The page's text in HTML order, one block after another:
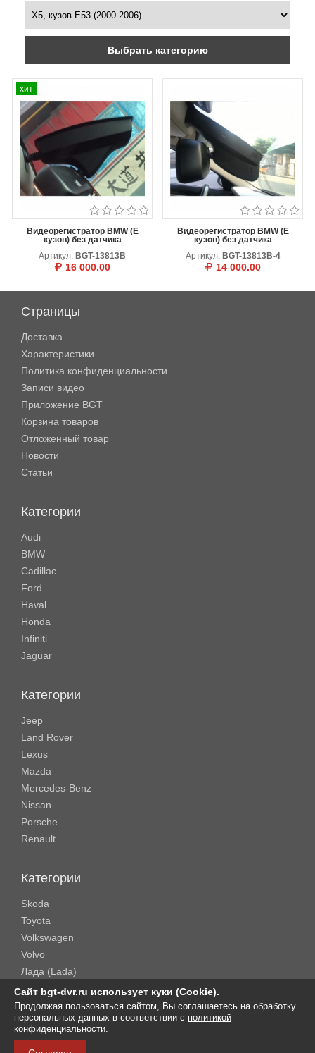
Выбрать категорию
хит
Видеорегистратор BMW (E
кузов) без датчика
Артикул: BGT-13813B
16 000.00
Видеорегистратор BMW (E
кузов) без датчика
Артикул: BGT-13813B-4
14 000.00
Страницы
Доставка
Характеристики
Политика конфиденциальности
Записи видео
Приложение BGT
Корзина товаров
Отложенный товар
Новости
Статьи
Категории
Audi
BMW
Cadillac
Ford
Haval
Honda
Infiniti
Jaguar
Категории
Jeep
Land Rover
Lexus
Mazda
Mercedes-Benz
Nissan
Porsche
Renault
Категории
Skoda
Toyota
Volkswagen
Volvo
Лада (Lada)
Rolls-Royce
Copyright © 2016-2026 . BGT-DVR. All Rights Reserved.
Сайт bgt-dvr.ru использует куки (Cookie).
Продолжая пользоваться сайтом, Вы соглашаетесь на обработку
персональных данных в соответствии с политикой
конфиденциальности.